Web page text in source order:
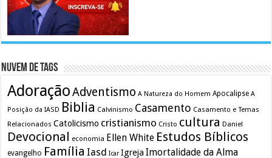
Nuvem de Tags
AdoraçãoAdventismo A Natureza do Homem Apocalipse A
Posição da IASD Biblia Calvinismo Casamento Casamento e Temas
Relacionados Catolicismo cristianismo Cristo cultura Daniel
Devocional economia Ellen White Estudos Bíblicos
evangelho Família Iasd Icar Igreja Imortalidade da Alma